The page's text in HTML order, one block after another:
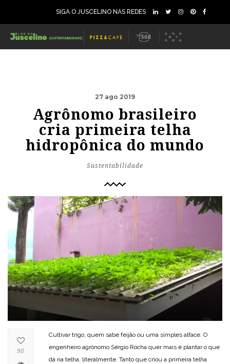
SIGA O JUSCELINO NAS REDES
27 ago 2019
Agrônomo brasileiro
cria primeira telha
hidropônica do mundo
Sustentabilidade
Cultivar trigo, quem sabe feijão ou uma simples alface. O
engenheiro agrônomo Sérgio Rocha quer mais é plantar o que
dá na telha, literalmente. Tanto que criou a primeira telha
98